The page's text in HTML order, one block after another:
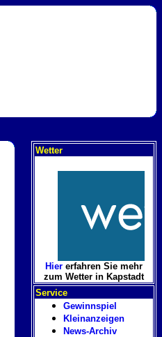
Wetter
Hier erfahren Sie mehr
zum Wetter in Kapstadt
Service
Gewinnspiel
Kleinanzeigen
News-Archiv